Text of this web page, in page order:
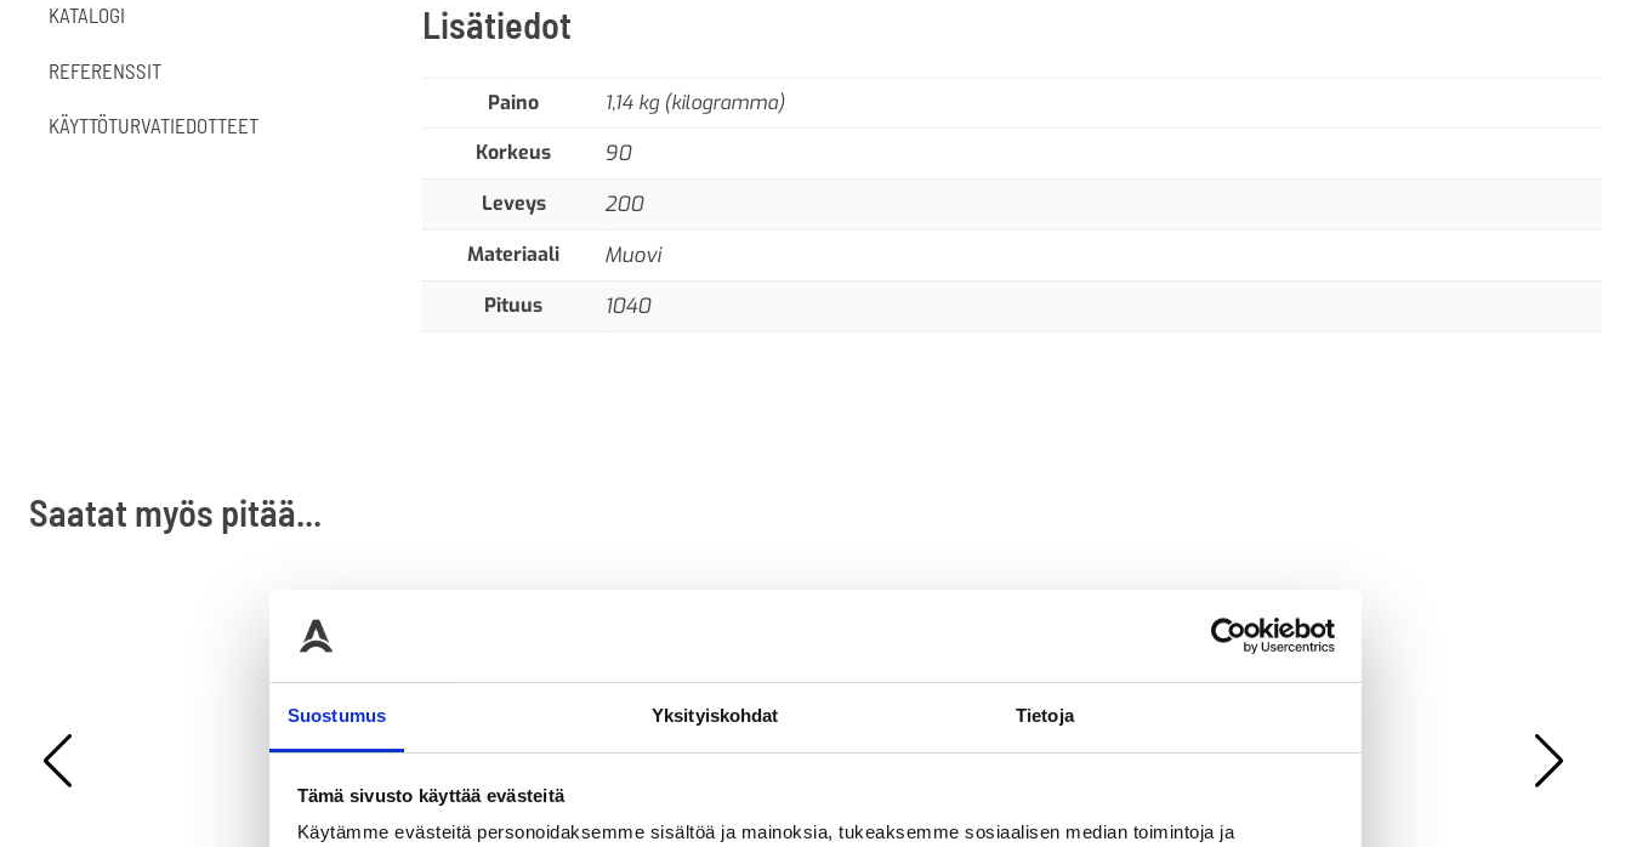
Suostumus Yksityiskohdat Tietoja
Tämä sivusto käyttää evästeitä
Käytämme evästeitä personoidaksemme sisältöä ja mainoksia, tukeaksemme sosiaalisen median toimintoja ja
KATALOGI
REFERENSSIT
KÄYTTÖTURVATIEDOTTEET
Lisätiedot
Paino
1,14 kg (kilogramma)
Korkeus
90
Leveys 200
Materiaali Muovi
Pituus 1040
Saatat myös pitää...